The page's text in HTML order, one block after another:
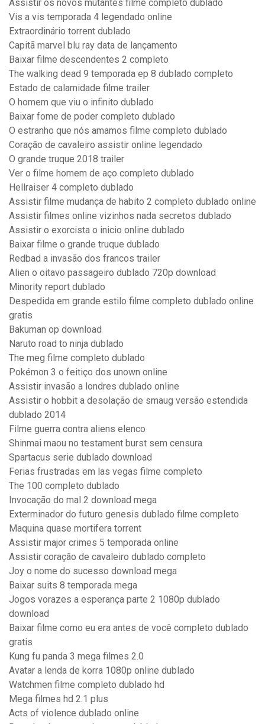
Assistir os novos mutantes filme completo dublado
Vis a vis temporada 4 legendado online
Extraordinário torrent dublado
Capitã marvel blu ray data de lançamento
Baixar filme descendentes 2 completo
The walking dead 9 temporada ep 8 dublado completo
Estado de calamidade filme trailer
O homem que viu o infinito dublado
Baixar fome de poder completo dublado
O estranho que nós amamos filme completo dublado
Coração de cavaleiro assistir online legendado
O grande truque 2018 trailer
Ver o filme homem de aço completo dublado
Hellraiser 4 completo dublado
Assistir filme mudança de habito 2 completo dublado online
Assistir filmes online vizinhos nada secretos dublado
Assistir o exorcista o inicio online dublado
Baixar filme o grande truque dublado
Redbad a invasão dos francos trailer
Alien o oitavo passageiro dublado 720p download
Minority report dublado
Despedida em grande estilo filme completo dublado online
gratis
Bakuman op download
Naruto road to ninja dublado
The meg filme completo dublado
Pokémon 3 o feitiço dos unown online
Assistir invasão a londres dublado online
Assistir o hobbit a desolação de smaug versão estendida
dublado 2014
Filme guerra contra aliens elenco
Shinmai maou no testament burst sem censura
Spartacus serie dublado download
Ferias frustradas em las vegas filme completo
The 100 completo dublado
Invocação do mal 2 download mega
Exterminador do futuro genesis dublado filme completo
Maquina quase mortifera torrent
Assistir major crimes 5 temporada online
Assistir coração de cavaleiro dublado completo
Joy o nome do sucesso download mega
Baixar suits 8 temporada mega
Jogos vorazes a esperança parte 2 1080p dublado
download
Baixar filme como eu era antes de você completo dublado
gratis
Kung fu panda 3 mega filmes 2.0
Avatar a lenda de korra 1080p online dublado
Watchmen filme completo dublado hd
Mega filmes hd 2.1 plus
Acts of violence dublado online